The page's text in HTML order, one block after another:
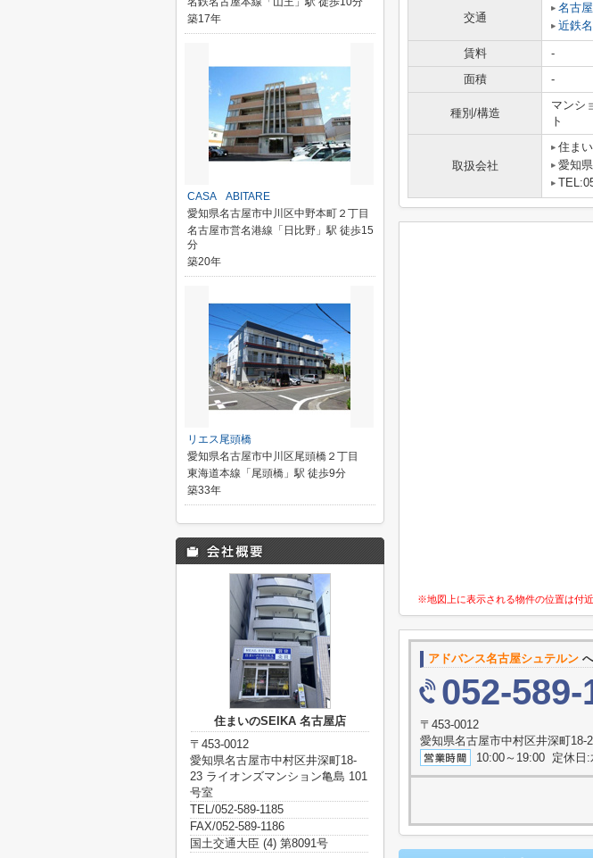
交通
名古
近鉄
賃料 -
面積
-
種別/構造
マンシ
ト
取扱会社
住ま
愛知
※地図上に表示される物件の位置は付
アドバンス名古屋シュテルン
052-589-
〒453-0012
愛知県名古屋市中村区井深町18-
10:00～19:00 定休日
築17年
CASA ABITARE
愛知県名古屋市中川区中野本町２丁目
名古屋市営名港線「日比野」駅 徒歩15
分
築20年
リエス尾頭橋
愛知県名古屋市中川区尾頭橋２丁目
東海道本線「尾頭橋」駅 徒歩9分
築33年
住まいのSEIKA 名古屋店
〒453-0012
愛知県名古屋市中村区井深町18-
23 ライオンズマンション亀島 101
号室
TEL/052-589-1185
FAX/052-589-1186
国土交通大臣 (4) 第8091号